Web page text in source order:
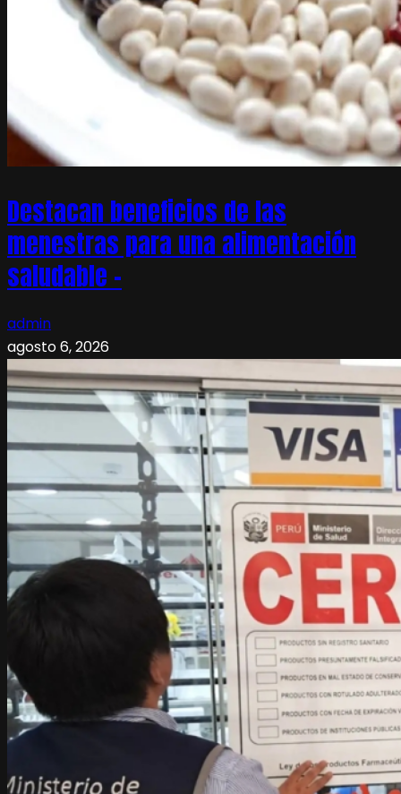
Destacan beneficios de las
menestras para una alimentación
saludable –
admin
agosto 6, 2026